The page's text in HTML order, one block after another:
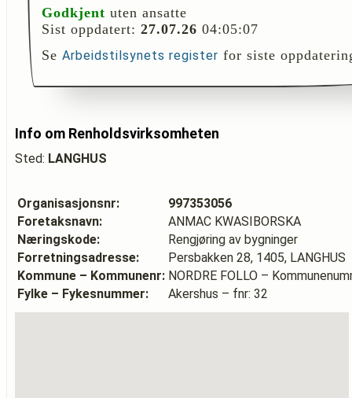
Godkjent uten ansatte
Sist oppdatert: 27.07.26 04:05:07
Se Arbeidstilsynets register for siste
Info om Renholdsvirksomheten
Sted: LANGHUS
Organisasjonsnr:
997353056
Foretaksnavn:
ANMAC KWASIBORSKA
Næringskode:
Rengjøring av bygninger
Forretningsadresse:
Persbakken 28, 1405, LANGHUS
Kommune – Kommunenr: NORDRE FOLLO –
Fylke – Fykesnummer:
Akershus – fnr: 32